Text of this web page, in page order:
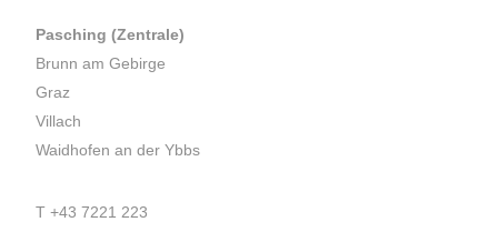
Pasching (Zentrale)
Brunn am Gebirge
Graz
Villach
Waidhofen an der Ybbs
T +43 7221 223